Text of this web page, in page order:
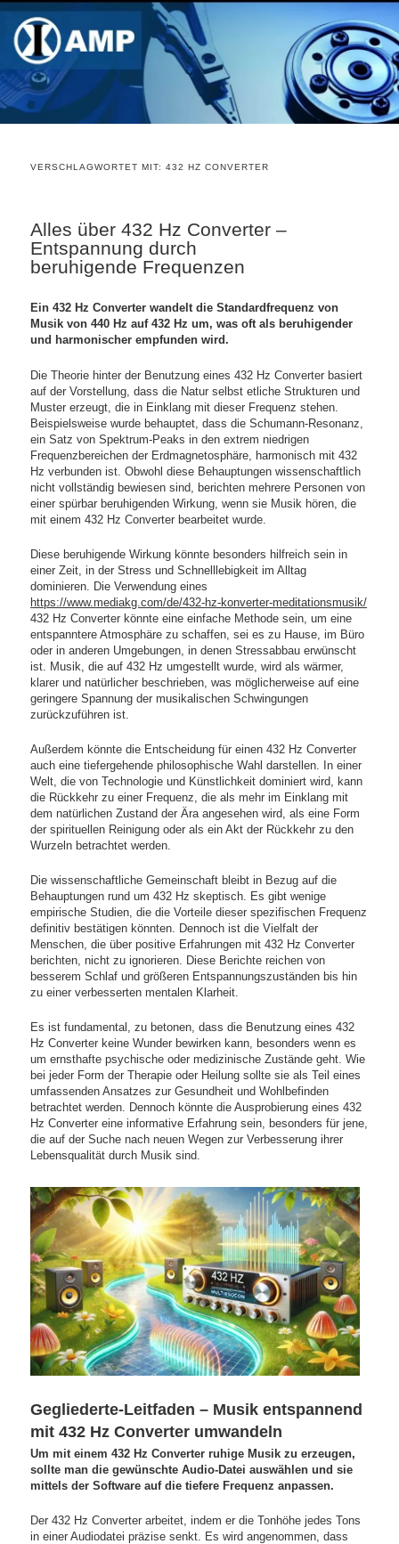
VERSCHLAGWORTET MIT:432 HZ CONVERTER
Alles über 432 Hz Converter –
Entspannung durch
beruhigende Frequenzen
Ein 432 Hz Converter wandelt die Standardfrequenz von
Musik von 440 Hz auf 432 Hz um, was oft als beruhigender
und harmonischer empfunden wird.
Die Theorie hinter der Benutzung eines 432 Hz Converter basiert
auf der Vorstellung, dass die Natur selbst etliche Strukturen und
Muster erzeugt, die in Einklang mit dieser Frequenz stehen.
Beispielsweise wurde behauptet, dass die Schumann-Resonanz,
ein Satz von Spektrum-Peaks in den extrem niedrigen
Frequenzbereichen der Erdmagnetosphäre, harmonisch mit 432
Hz verbunden ist. Obwohl diese Behauptungen wissenschaftlich
nicht vollständig bewiesen sind, berichten mehrere Personen von
einer spürbar beruhigenden Wirkung, wenn sie Musik hören, die
mit einem 432 Hz Converter bearbeitet wurde.
Diese beruhigende Wirkung könnte besonders hilfreich sein in
einer Zeit, in der Stress und Schnelllebigkeit im Alltag
dominieren. Die Verwendung eines
https://www.mediakg.com/de/432-hz-konverter-meditationsmusik/
432 Hz Converter könnte eine einfache Methode sein, um eine
entspanntere Atmosphäre zu schaffen, sei es zu Hause, im Büro
oder in anderen Umgebungen, in denen Stressabbau erwünscht
ist. Musik, die auf 432 Hz umgestellt wurde, wird als wärmer,
klarer und natürlicher beschrieben, was möglicherweise auf eine
geringere Spannung der musikalischen Schwingungen
zurückzuführen ist.
Außerdem könnte die Entscheidung für einen 432 Hz Converter
auch eine tiefergehende philosophische Wahl darstellen. In einer
Welt, die von Technologie und Künstlichkeit dominiert wird, kann
die Rückkehr zu einer Frequenz, die als mehr im Einklang mit
dem natürlichen Zustand der Ära angesehen wird, als eine Form
der spirituellen Reinigung oder als ein Akt der Rückkehr zu den
Wurzeln betrachtet werden.
Die wissenschaftliche Gemeinschaft bleibt in Bezug auf die
Behauptungen rund um 432 Hz skeptisch. Es gibt wenige
empirische Studien, die die Vorteile dieser spezifischen Frequenz
definitiv bestätigen könnten. Dennoch ist die Vielfalt der
Menschen, die über positive Erfahrungen mit 432 Hz Converter
berichten, nicht zu ignorieren. Diese Berichte reichen von
besserem Schlaf und größeren Entspannungszuständen bis hin
zu einer verbesserten mentalen Klarheit.
Es ist fundamental, zu betonen, dass die Benutzung eines 432
Hz Converter keine Wunder bewirken kann, besonders wenn es
um ernsthafte psychische oder medizinische Zustände geht. Wie
bei jeder Form der Therapie oder Heilung sollte sie als Teil eines
umfassenden Ansatzes zur Gesundheit und Wohlbefinden
betrachtet werden. Dennoch könnte die Ausprobierung eines 432
Hz Converter eine informative Erfahrung sein, besonders für jene,
die auf der Suche nach neuen Wegen zur Verbesserung ihrer
Lebensqualität durch Musik sind.
Gegliederte-Leitfaden – Musik entspannend
mit 432 Hz Converter umwandeln
Um mit einem 432 Hz Converter ruhige Musik zu erzeugen,
sollte man die gewünschte Audio-Datei auswählen und sie
mittels der Software auf die tiefere Frequenz anpassen.
Der 432 Hz Converter arbeitet, indem er die Tonhöhe jedes Tons
in einer Audiodatei präzise senkt. Es wird angenommen, dass